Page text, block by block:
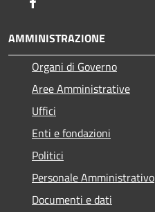
AMMINISTRAZIONE
Organi di Governo
Aree Amministrative
Uffici
Enti e fondazioni
Politici
Personale Amministrativo
Documenti e dati